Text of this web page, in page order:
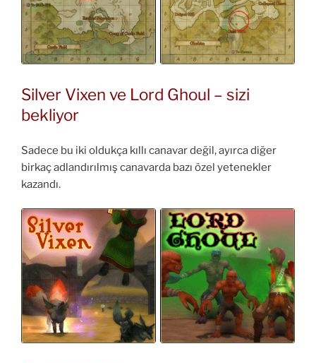
Silver Vixen ve Lord Ghoul – sizi
bekliyor
Sadece bu iki oldukça kıllı canavar değil, ayırca diğer
birkaç adlandırılmış canavarda bazı özel yetenekler
kazandı.